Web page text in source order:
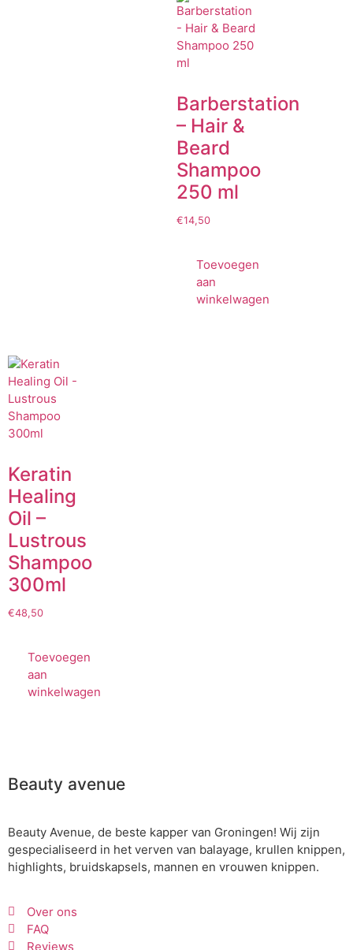
Barberstation
– Hair &
Beard
Shampoo
250 ml
€14,50
Toevoegen
aan
winkelwagen
Keratin
Healing
Oil –
Lustrous
Shampoo
300ml
€48,50
Toevoegen
aan
winkelwagen
Beauty avenue
Beauty Avenue, de beste kapper van Groningen! Wij zijn
gespecialiseerd in het verven van balayage, krullen knippen,
highlights, bruidskapsels, mannen en vrouwen knippen.
Over ons
FAQ
Reviews